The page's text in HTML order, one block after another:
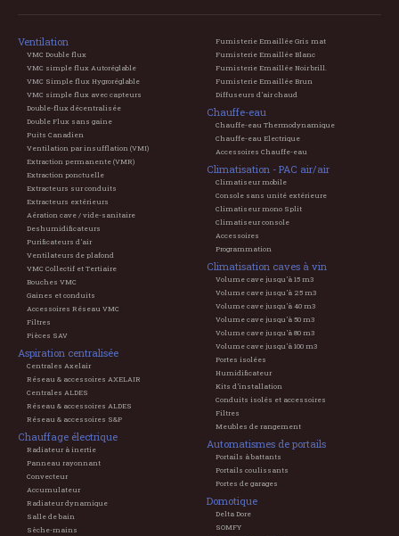
Ventilation
VMC Double flux
VMC simple flux Autoréglable
VMC Simple flux Hygroréglable
VMC simple flux avec capteurs
Double-flux décentralisée
Double Flux sans gaine
Puits Canadien
Ventilation par insufflation (VMI)
Extraction permanente (VMR)
Extraction ponctuelle
Extracteurs sur conduits
Extracteurs extérieurs
Aération cave / vide-sanitaire
Deshumidificateurs
Purificateurs d'air
Ventilateurs de plafond
VMC Collectif et Tertiaire
Bouches VMC
Gaines et conduits
Accessoires Réseau VMC
Filtres
Pièces SAV
Aspiration centralisée
Centrales Axelair
Réseau & accessoires AXELAIR
Centrales ALDES
Réseau & accessoires ALDES
Réseau & accessoires S&P
Chauffage électrique
Radiateur à inertie
Panneau rayonnant
Convecteur
Accumulateur
Radiateur dynamique
Salle de bain
Sèche-mains
Fumisterie Emaillée Gris mat
Fumisterie Emaillée Blanc
Fumisterie Emaillée Noir brill.
Fumisterie Emaillée Brun
Diffuseurs d'air chaud
Chauffe-eau
Chauffe-eau Thermodynamique
Chauffe-eau Electrique
Accessoires Chauffe-eau
Climatisation - PAC air/air
Climatiseur mobile
Console sans unité extérieure
Climatiseur mono Split
Climatiseur console
Accessoires
Programmation
Climatisation caves à vin
Volume cave jusqu'à 15 m3
Volume cave jusqu'à 25 m3
Volume cave jusqu'à 40 m3
Volume cave jusqu'à 50 m3
Volume cave jusqu'à 80 m3
Volume cave jusqu'à 100 m3
Portes isolées
Humidificateur
Kits d'installation
Conduits isolés et accessoires
Filtres
Meubles de rangement
Automatismes de portails
Portails à battants
Portails coulissants
Portes de garages
Domotique
Delta Dore
SOMFY